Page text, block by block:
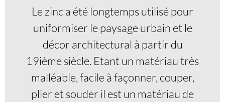
Le zinc a été longtemps utilisé pour
uniformiser le paysage urbain et le
décor architectural à partir du
19ième siècle. Etant un matériau très
malléable, facile à façonner, couper,
plier et souder il est un matériau de